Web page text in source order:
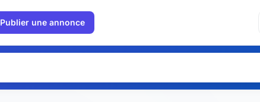
Publier une annonce